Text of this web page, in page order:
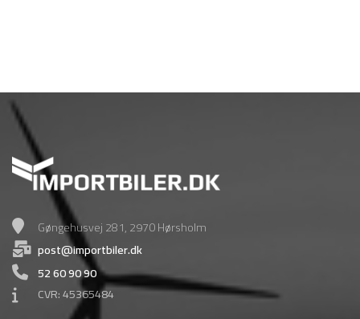
Gøngehusvej 281, 2970 Hørsholm
post@importbiler.dk
52 60 90 90
CVR: 45365484